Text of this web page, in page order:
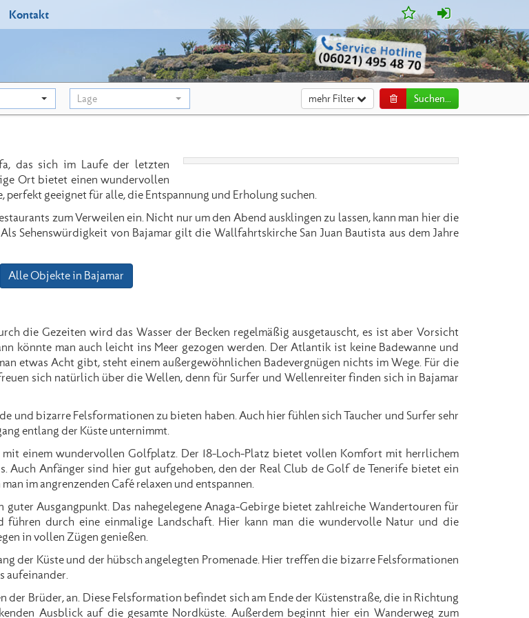
Kontakt
Lage Suchen...
mehr Filter
das sich im Laufe der letzten
Ort bietet einen wundervollen
geeignet für alle, die Entspannung und Erholung suchen.
zum Verweilen ein. Nicht nur um den Abend ausklingen zu lassen, kann man hier die
Sehenswürdigkeit von Bajamar gilt die Wallfahrtskirche San Juan Bautista aus dem Jahre
Alle Objekte in Bajamar
die Gezeiten wird das Wasser der Becken regelmäßig ausgetauscht, es ist aber Vorsicht
könnte man auch leicht ins Meer gezogen werden. Der Atlantik ist keine Badewanne und
etwas Acht gibt, steht einem außergewöhnlichen Badevergnügen nichts im Wege. Für die
sich natürlich über die Wellen, denn für Surfer und Wellenreiter finden sich in Bajamar
und bizarre Felsformationen zu bieten haben. Auch hier fühlen sich Taucher und Surfer sehr
entlang der Küste unternimmt.
einem wundervollen Golfplatz. Der 18-Loch-Platz bietet vollen Komfort mit herrlichem
Auch Anfänger sind hier gut aufgehoben, den der Real Club de Golf de Tenerife bietet ein
im angrenzenden Café relaxen und entspannen.
Ausgangpunkt. Das nahegelegene Anaga-Gebirge bietet zahlreiche Wandertouren für
führen durch eine einmalige Landschaft. Hier kann man die wundervolle Natur und die
in vollen Zügen genießen.
der Küste und der hübsch angelegten Promenade. Hier treffen die bizarre Felsformationen
aufeinander.
der Brüder, an. Diese Felsformation befindet sich am Ende der Küstenstraße, die in Richtung
Ausblick auf die gesamte Nordküste. Außerdem beginnt hier ein Wanderweg zum